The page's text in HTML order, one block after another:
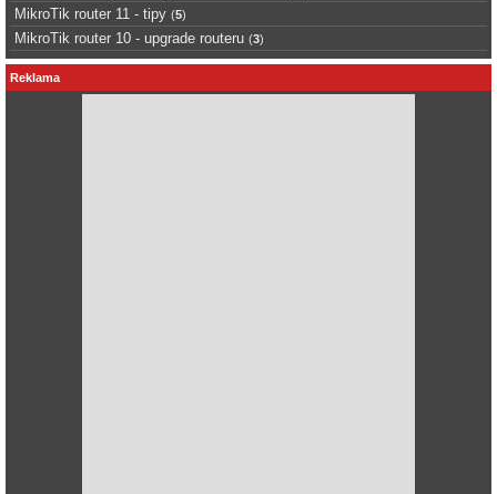
MikroTik router 11 - tipy (5)
MikroTik router 10 - upgrade routeru (3)
Reklama